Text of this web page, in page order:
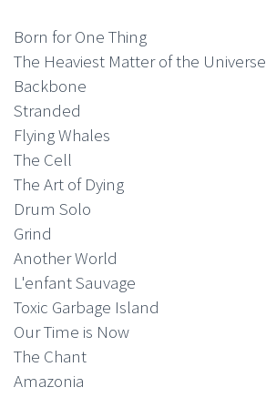
Born for One Thing
The Heaviest Matter of the Universe
Backbone
Stranded
Flying Whales
The Cell
The Art of Dying
Drum Solo
Grind
Another World
L'enfant Sauvage
Toxic Garbage Island
Our Time is Now
The Chant
Amazonia